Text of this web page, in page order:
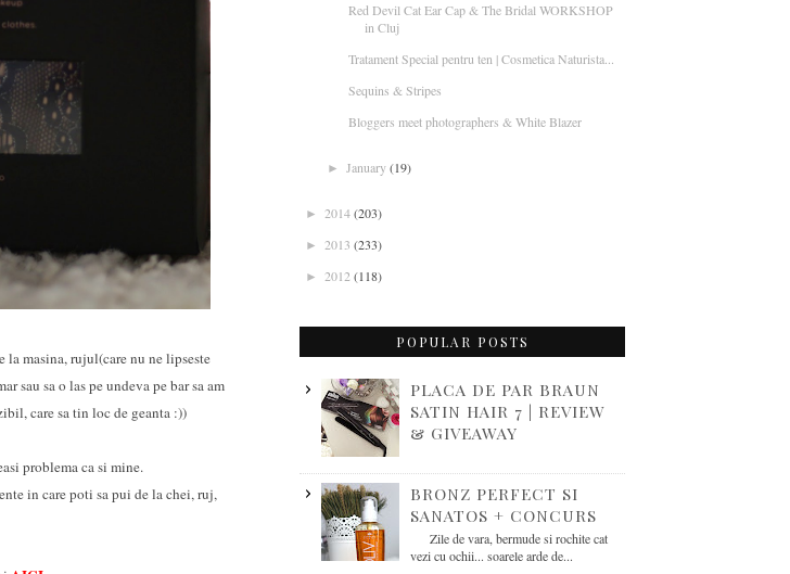
la masina, rujul(care nu ne lipseste
sau sa o las pe undeva pe bar sa am
care sa tin loc de geanta :))
problema ca si mine.
in care poti sa pui de la chei, ruj,
Red Devil Cat Ear Cap & The Bridal WORKSHOP
in Cluj
Tratament Special pentru ten | Cosmetica Naturista...
Sequins & Stripes
Bloggers meet photographers & White Blazer
► January(19)
► 2014(203)
► 2013 (233)
► 2012 (118)
POPULAR POSTS
PLACA DE PAR BRAUN
SATIN HAIR 7 | REVIEW
& GIVEAWAY
BRONZ PERFECT SI
SANATOS + CONCURS
Zile de vara, bermude si rochite cat
vezi cu ochii... soarele arde de...